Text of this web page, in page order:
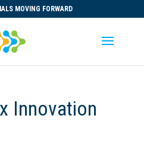
MOVING FORWARD
Innovation